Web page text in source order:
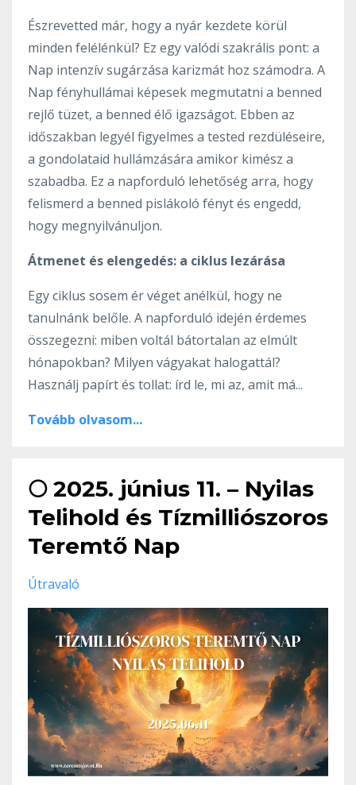
Észrevetted már, hogy a nyár kezdete körül
minden felélénkül? Ez egy valódi szakrális pont: a
Nap intenzív sugárzása karizmát hoz számodra. A
Nap fényhullámai képesek megmutatni a benned
rejlő tüzet, a benned élő igazságot. Ebben az
időszakban legyél figyelmes a tested rezdüléseire,
a gondolataid hullámzására amikor kimész a
szabadba. Ez a napforduló lehetőség arra, hogy
felismerd a benned pislákoló fényt és engedd,
hogy megnyilvánuljon.
Átmenet és elengedés: a ciklus lezárása
Egy ciklus sosem ér véget anélkül, hogy ne
tanulnánk belőle. A napforduló idején érdemes
összegezni: miben voltál bátortalan az elmúlt
hónapokban? Milyen vágyakat halogattál?
Használj papírt és tollat: írd le, mi az, amit má...
Tovább olvasom...
🌕 2025. június 11. – Nyilas
Telihold és Tízmilliószoros
Teremtő Nap
Útravaló